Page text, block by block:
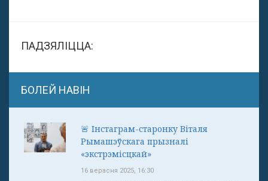
ПАДЗЯЛІЦЦА:
БОЛЕЙ НАВІН
🚨 Інстаграм-старонку Віталя
Рымашэўскага прызналі
«экстрэмісцкай»
16 верасня 2025, 16:30